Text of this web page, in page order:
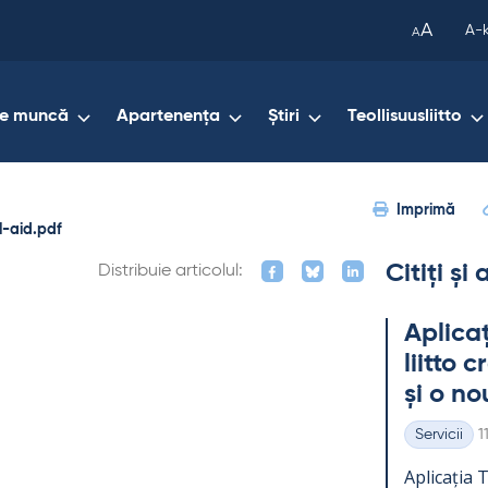
AA A-
muncă Apartenența Știri Teollisuusliitto
aid.pdf
Imprimă
Distribuie articolul: Citiți și
liitto
și o
Categorii
Servicii
Aplicația
your
clipboard.)